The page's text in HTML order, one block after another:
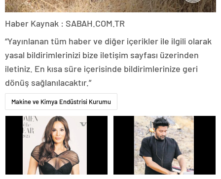
Haber Kaynak : SABAH.COM.TR
“Yayınlanan tüm haber ve diğer içerikler ile ilgili olarak
yasal bildirimlerinizi bize iletişim sayfası üzerinden
iletiniz. En kısa süre içerisinde bildirimlerinize geri
dönüş sağlanılacaktır.”
Makine ve Kimya Endüstrisi Kurumu